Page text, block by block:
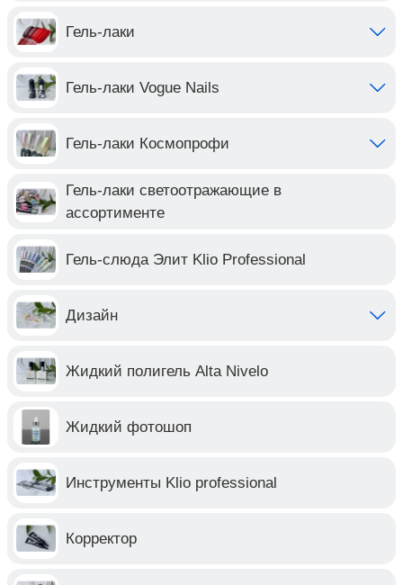
Гель-лаки
Гель-лаки Vogue Nails
Гель-лаки Космопрофи
Гель-лаки светоотражающие в
ассортименте
Гель-слюда Элит Klio Professional
Дизайн
Жидкий полигель Alta Nivelo
Жидкий фотошоп
Инструменты Klio professional
Корректор